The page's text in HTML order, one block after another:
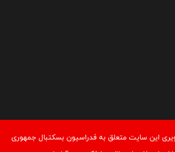
اين سايت متعلق به فدراسیون بسکتبال جمهوری